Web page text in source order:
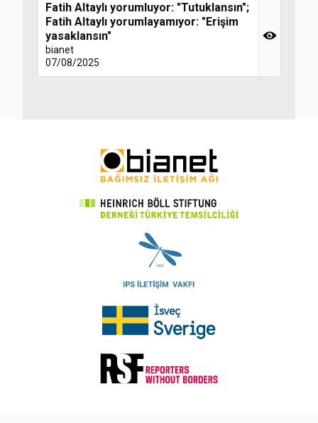
Fatih Altaylı yorumluyor: "Tutuklansın";
Fatih Altaylı yorumlayamıyor: "Erişim
yasaklansın"
bianet
07/08/2025